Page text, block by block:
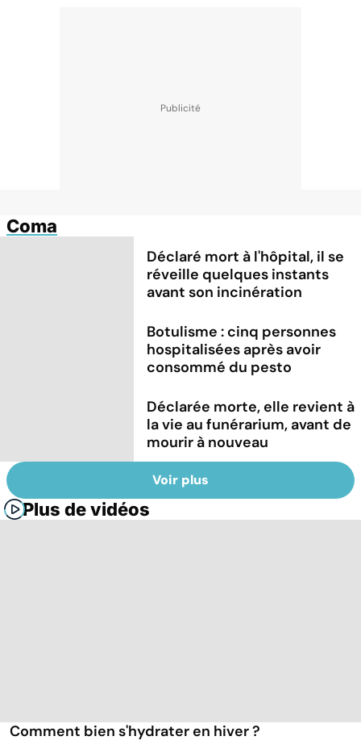
Coma
Déclaré mort à l'hôpital, il se
réveille quelques instants
avant son incinération
Botulisme : cinq personnes
hospitalisées après avoir
consommé du pesto
Déclarée morte, elle revient à
la vie au funérarium, avant de
mourir à nouveau
Voir plus
Plus de vidéos
Comment bien s'hydrater en hiver ?